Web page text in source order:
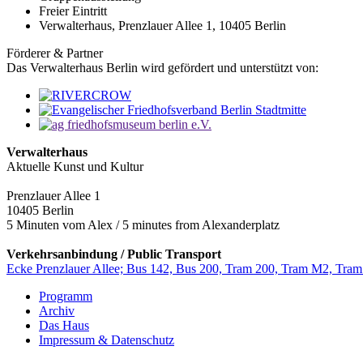
Freier Eintritt
Verwalterhaus, Prenzlauer Allee 1, 10405 Berlin
Förderer & Partner
Das Verwalterhaus Berlin wird gefördert und unterstützt von:
Verwalterhaus
Aktuelle Kunst und Kultur
Prenzlauer Allee 1
10405 Berlin
5 Minuten vom Alex / 5 minutes from Alexanderplatz
Verkehrsanbindung / Public Transport
Ecke Prenzlauer Allee; Bus 142, Bus 200, Tram 200, Tram M2,
Programm
Archiv
Das Haus
Impressum & Datenschutz